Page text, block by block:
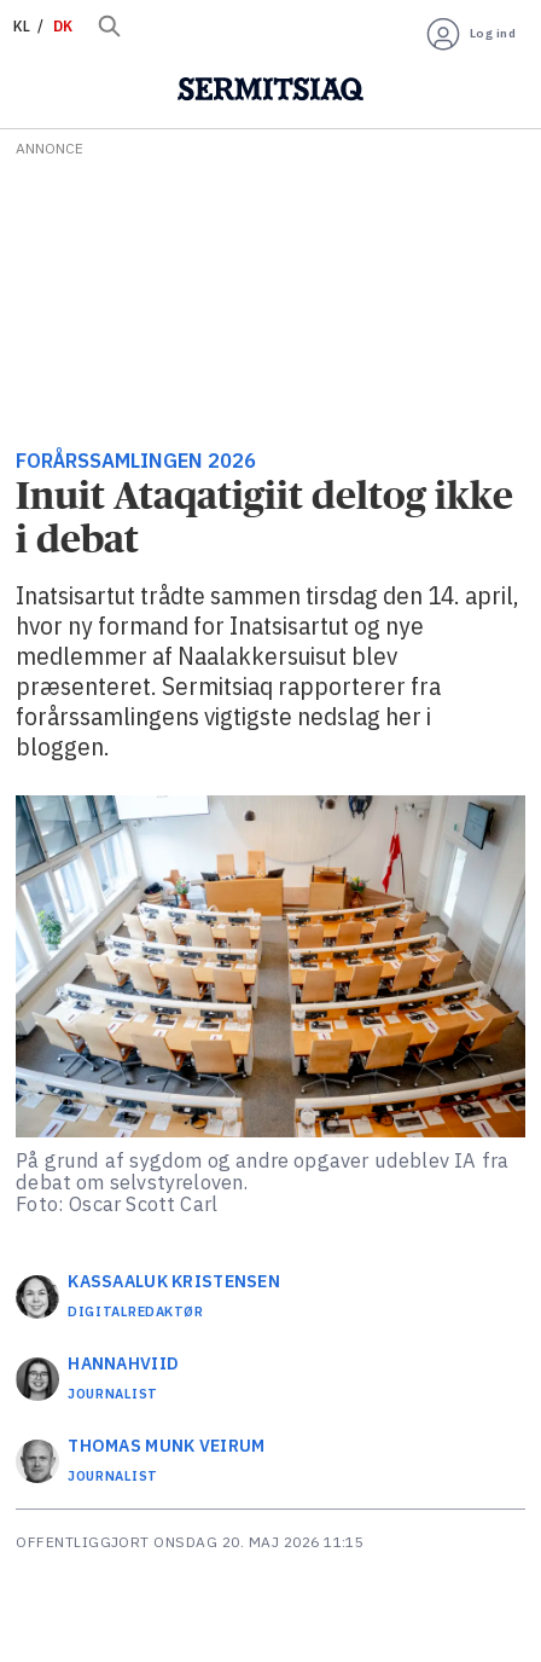
KL DK Log ind
ANNONCE
FORÅRSSAMLINGEN 2026
Inuit Ataqatigiit deltog ikke
i debat
Inatsisartut trådte sammen tirsdag den 14. april,
hvor ny formand for Inatsisartut og nye
medlemmer af Naalakkersuisut blev
præsenteret. Sermitsiaq rapporterer fra
forårssamlingens vigtigste nedslag her i
bloggen.
På grund af sygdom og andre opgaver udeblev IA fra
debat om selvstyreloven.
Foto: Oscar Scott Carl
KASSAALUK KRISTENSEN
DIGITALREDAKTØR
HANNAHVIID
JOURNALIST
THOMAS MUNK VEIRUM
JOURNALIST
OFFENTLIGGJORT ONSDAG 20. MAJ 2026 11:15